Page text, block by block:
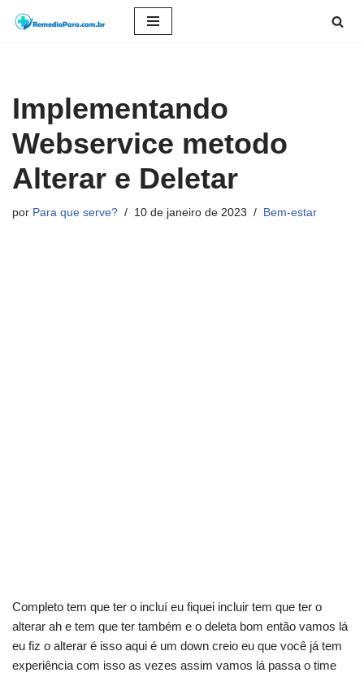
conteúdo
Implementando
Webservice metodo
Alterar e Deletar
por Para que serve? 10 de janeiro de 2023 Bem-estar
Completo tem que ter o incluí eu fiquei incluir tem que ter o
alterar ah e tem que ter também e o deleta bom então vamos lá
eu fiz o alterar é isso aqui é um down creio eu que você já tem
experiência com isso as vezes assim vamos lá passa o time